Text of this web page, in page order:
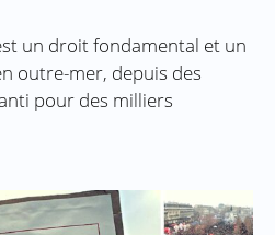
un droit fondamental et un
outre-mer, depuis des
pour des milliers